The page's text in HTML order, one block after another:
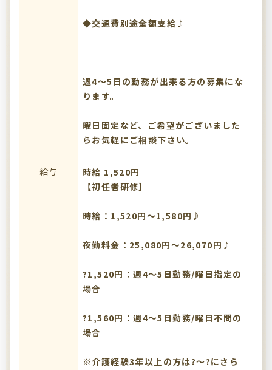
◆交通費別途全額支給♪
週4～5日の勤務が出来る方の募集にな
ります。
曜日固定など、ご希望がございました
らお気軽にご相談下さい。
給与
時給 1,520円
【初任者研修】
時給：1,520円～1,580円♪
夜勤料金：25,080円～26,070円♪
?1,520円：週4～5日勤務/曜日指定の
場合
?1,560円：週4～5日勤務/曜日不問の
場合
※介護経験3年以上の方は?～?にさら